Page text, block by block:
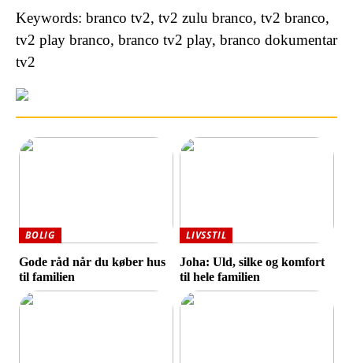
Keywords: branco tv2, tv2 zulu branco, tv2 branco,
tv2 play branco, branco tv2 play, branco dokumentar
tv2
BOLIG
Gode råd når du køber hus
til familien
LIVSSTIL
Joha: Uld, silke og komfort
til hele familien